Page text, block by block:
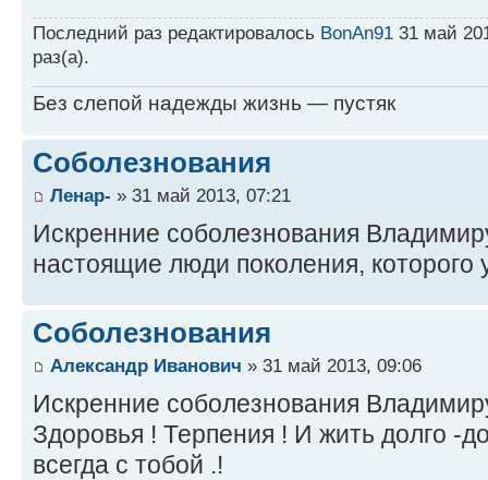
Последний раз редактировалось BonAn91 31 май
раз(а).
Без слепой надежды жизнь — пустяк
Соболезнования
Ленар- » 31 май 2013, 07:21
Искренние соболезнования
настоящие люди поколения, которого
Соболезнования
Александр Иванович » 31 май 2013, 09:06
Искренние соболезнования
Здоровья ! Терпения ! И жить долго -
всегда с тобой .!